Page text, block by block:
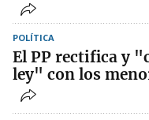
POLÍTICA
El PP rectifica y
ley" con los